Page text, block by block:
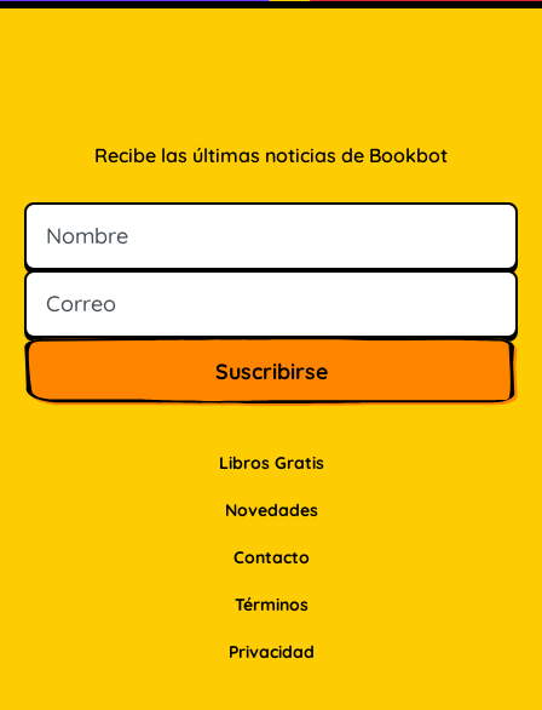
Libros Gratis
Novedades
Contacto
Recibe las últimas noticias de Bookbot
Nombre
Correo
Términos
Privacidad